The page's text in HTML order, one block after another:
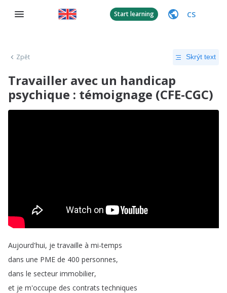
Start learning CS
Zpět Skrýt text
Travailler avec un handicap
psychique : témoignage (CFE-CGC)
Aujourd'hui, je travaille à mi-temps
dans une PME de 400 personnes,
dans le secteur immobilier,
et je m'occupe des contrats techniques